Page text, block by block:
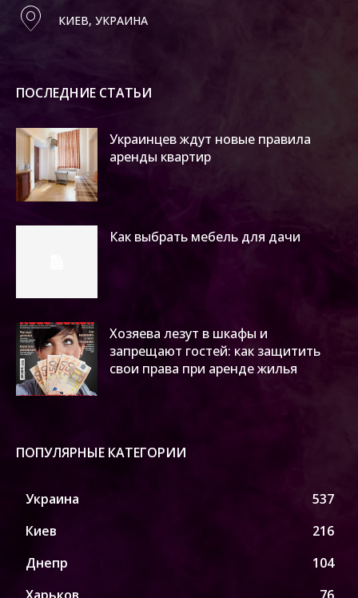
КИЕВ, УКРАИНА
ПОСЛЕДНИЕ СТАТЬИ
Украинцев ждут новые правила
аренды квартир
Как выбрать мебель для дачи
Хозяева лезут в шкафы и
запрещают гостей: как защитить
свои права при аренде жилья
ПОПУЛЯРНЫЕ КАТЕГОРИИ
Украина
537
Киев
216
Днепр
104